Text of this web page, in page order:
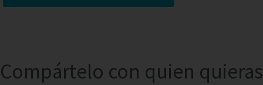
Compártelo con quien quieras